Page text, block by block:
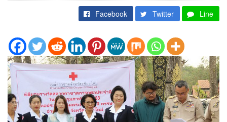
Facebook Twitter Line